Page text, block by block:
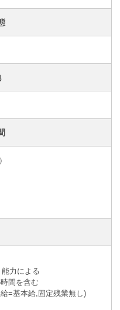
力による
間を含む
=基本給,固定残業無し)